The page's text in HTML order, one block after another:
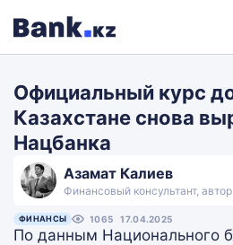
Официальный курс
Казахстане снова
Нацбанка
Азамат Калиев
Финансовый консультант,
ФИНАНСЫ 1065 17.04.2025
По данным Национального